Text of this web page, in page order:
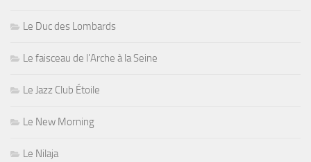
Le Duc des Lombards
Le faisceau de l'Arche à la Seine
Le Jazz Club Étoile
Le New Morning
Le Nilaja